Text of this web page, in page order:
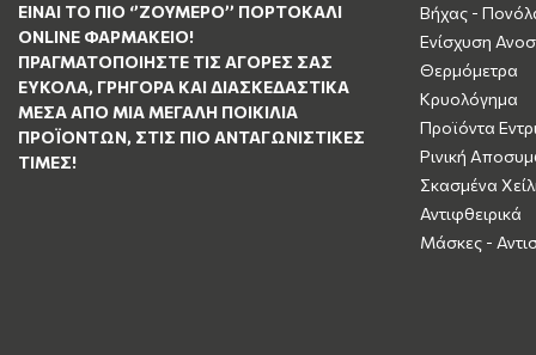
ΕΊΝΑΙ ΤO ΠΙΟ ‘’ΖΟΥΜΕΡΌ’’ ΠΟΡΤΟΚΑΛΊ
ΟNLINE ΦΑΡΜΑΚΕΊΟ!
ΠΡΑΓΜΑΤΟΠΟΙΉΣΤΕ ΤΙΣ ΑΓΟΡΈΣ ΣΑΣ
ΕΎΚΟΛΑ, ΓΡΉΓΟΡΑ ΚΑΙ ΔΙΑΣΚΕΔΑΣΤΙΚΆ
ΜΈΣΑ ΑΠΌ ΜΙΑ ΜΕΓΆΛΗ ΠΟΙΚΙΛΊΑ
ΠΡΟΪΌΝΤΩΝ, ΣΤΙΣ ΠΙΟ ΑΝΤΑΓΩΝΙΣΤΙΚΈΣ
ΤΙΜΈΣ!
Βήχας -
Ενίσχυση
Θερμόμετρα
Κρυολόγημα
Προϊόντα
Ρινική
Σκασμένα
Αντιφθειρικά
Μάσκες -